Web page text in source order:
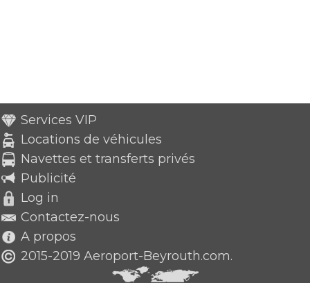
Services VIP
Locations de véhicules
Navettes et transferts privés
Publicité
Log in
Contactez-nous
A propos
2015-2019 Aeroport-Beyrouth.com.